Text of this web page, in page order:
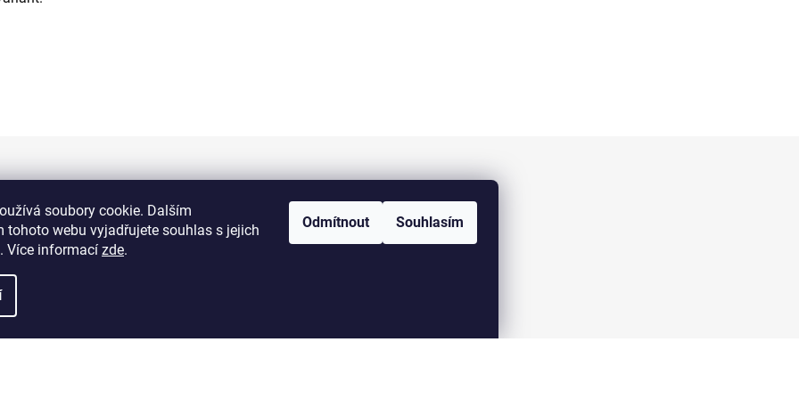
soubory cookie. Dalším
tohoto webu vyjadřujete souhlas s jejich
Více informací zde.
Odmítnout Souhlasím
Informace pro vás
Kontakty
Facebook
ELOAS.cz